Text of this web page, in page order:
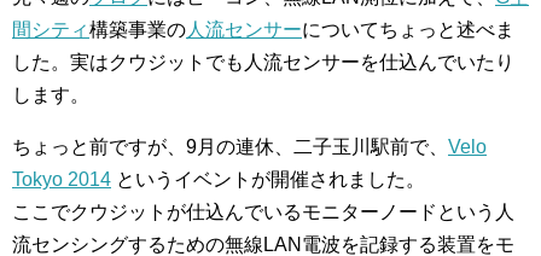
間シティ構築事業の人流センサーについてちょっと述べま
した。実はクウジットでも人流センサーを仕込んでいたり
します。
ちょっと前ですが、9月の連休、二子玉川駅前で、 Velo
Tokyo 2014 というイベントが開催されました。
ここでクウジットが仕込んでいるモニターノードという人
流センシングするための無線LAN電波を記録する装置をモ